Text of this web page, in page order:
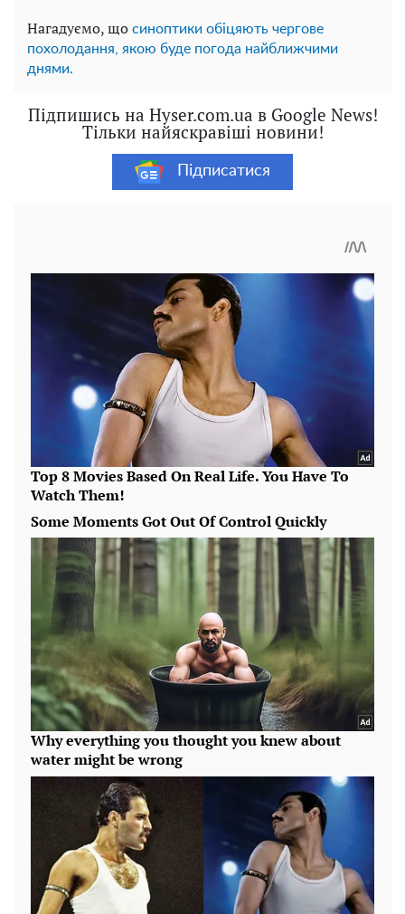
Нагадуємо, що синоптики обіцяють чергове
похолодання, якою буде погода найближчими
днями.
Підпишись на Hyser.com.ua в Google News!
Тільки найяскравіші новини!
Підписатися